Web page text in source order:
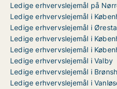
Ledige erhvervslejemål på
Ledige erhvervslejemål i
Ledige erhvervslejemål i
Ledige erhvervslejemål i
Ledige erhvervslejemål i
Ledige erhvervslejemål i Valby
Ledige erhvervslejemål i
Ledige erhvervslejemål i